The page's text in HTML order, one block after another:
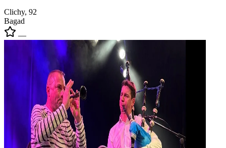
Clichy, 92
Bagad
—